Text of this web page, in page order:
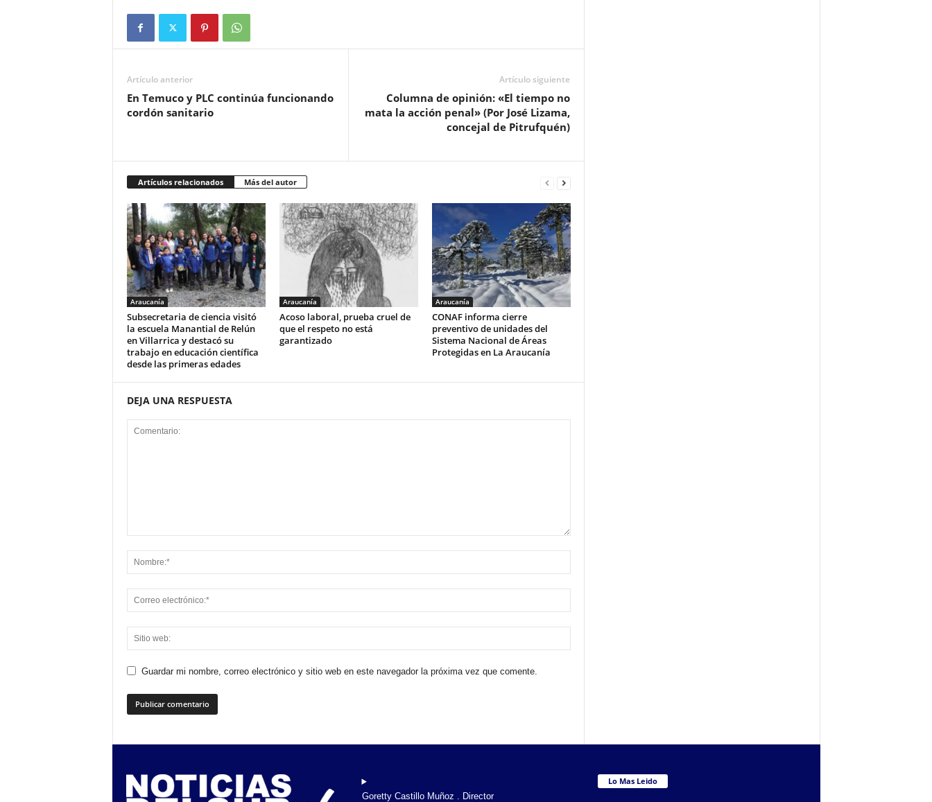
Artículo anterior
En Temuco y PLC continúa funcionando
cordón sanitario
Artículo siguiente
Columna de opinión: «El tiempo no
mata la acción penal» (Por José Lizama,
concejal de Pitrufquén)
Artículos relacionados Más del autor
Araucanía
Subsecretaria de ciencia visitó
la escuela Manantial de Relún
en Villarrica y destacó su
trabajo en educación científica
desde las primeras edades
Araucanía
Acoso laboral, prueba cruel de
que el respeto no está
garantizado
Araucanía
CONAF informa cierre
preventivo de unidades del
Sistema Nacional de Áreas
Protegidas en La Araucanía
DEJA UNA RESPUESTA
Guardar mi nombre, correo electrónico y sitio web en este navegador la próxima vez que comente.
Goretty Castillo Muñoz . Director
Lo Mas Leido